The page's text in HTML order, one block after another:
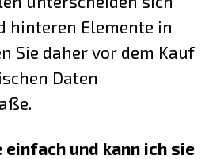
hinteren Elemente in
Sie daher vor dem Kauf
Daten
und kann ich sie